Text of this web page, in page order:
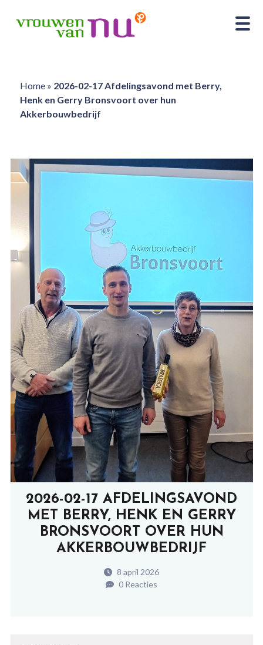
Home» 2026-02-17 Afdelingsavond met Berry,
Henk en Gerry Bronsvoort over hun
Akkerbouwbedrijf
2026-02-17 AFDELINGSAVOND
MET BERRY, HENK EN GERRY
BRONSVOORT OVER HUN
AKKERBOUWBEDRIJF
8 april 2026
0 Reacties